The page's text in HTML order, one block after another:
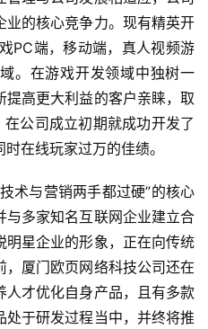
业的核心竞争力。现有精英开
PC端，移动端，真人视频游
。在游戏开发领域中独树一
高更大利益的客户亲睐，取
公司成立初期就成功开发了
在线玩家过万的佳绩。
与营销两手都过硬”的核心
多家知名互联网企业建立合
星企业的形象，正在向传统
厦门欧页网络科技公司还在
人才优化自身产品，且有多款
于研发过程当中，并终将推